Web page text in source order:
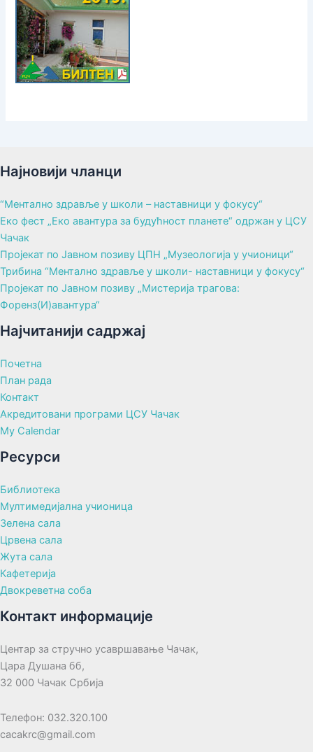
Најновији чланци
“Ментално здравље у школи – наставници у фокусу“
Еко фест „Еко авантура за будућност планете“ одржан у ЦСУ
Чачак
Пројекат по Јавном позиву ЦПН „Музеологија у учионици“
Трибина “Ментално здравље у школи- наставници у фокусу“
Пројекат по Јавном позиву „Мистерија трагова:
Форенз(И)авантура“
Најчитанији садржај
Почетна
План рада
Контакт
Акредитовани програми ЦСУ Чачак
My Calendar
Ресурси
Библиотека
Мултимедијална учионица
Зелена сала
Црвена сала
Жута сала
Кафетерија
Двокреветна соба
Контакт информације
Центар за стручно усавршавање Чачак,
Цара Душана бб,
32 000 Чачак Србија
Телефон: 032.320.100
cacakrc@gmail.com